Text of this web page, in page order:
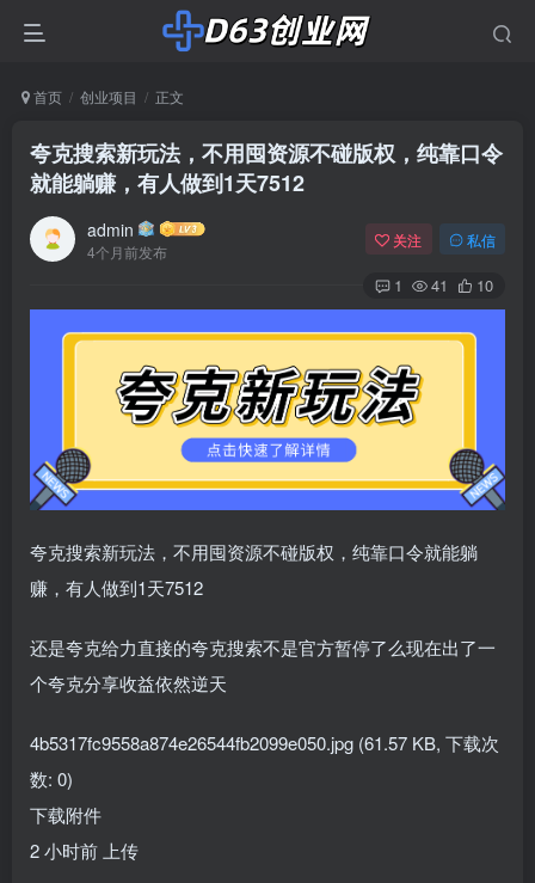
首页 创业项目 正文
夸克搜索新玩法，不用囤资源不碰版权，纯靠口令
就能躺赚，有人做到1天7512
admin
4个月前发布
关注 私信
1 41 10
夸克搜索新玩法，不用囤资源不碰版权，纯靠口令就能躺
赚，有人做到1天7512
还是夸克给力直接的夸克搜索不是官方暂停了么现在出了一
个夸克分享收益依然逆天
4b5317fc9558a874e26544fb2099e050.jpg (61.57 KB, 下载次
数: 0)
下载附件
2 小时前 上传